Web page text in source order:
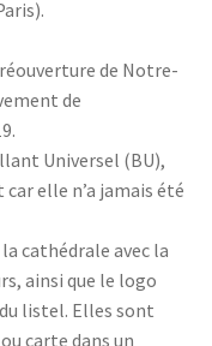
de Notre-
de
Universel (BU),
elle n’a jamais été
cathédrale avec la
ainsi que le logo
listel. Elles sont
carte dans un